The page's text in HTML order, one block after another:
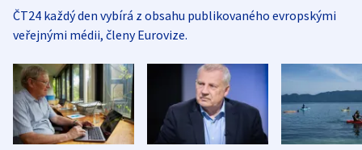
ČT24 každý den vybírá z obsahu publikovaného evropskými
veřejnými médii, členy Eurovize.